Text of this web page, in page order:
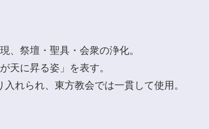
、祭壇・聖具・会衆の浄化。
天に昇る姿」を表す。
入れられ、東方教会では一貫して使用。